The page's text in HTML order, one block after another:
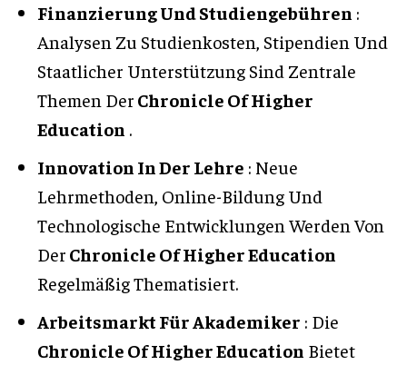
Finanzierung Und Studiengebühren :
Analysen Zu Studienkosten, Stipendien Und
Staatlicher Unterstützung Sind Zentrale
Themen Der Chronicle Of Higher
Education .
Innovation In Der Lehre : Neue
Lehrmethoden, Online-Bildung Und
Technologische Entwicklungen Werden Von
Der Chronicle Of Higher Education
Regelmäßig Thematisiert.
Arbeitsmarkt Für Akademiker : Die
Chronicle Of Higher Education Bietet